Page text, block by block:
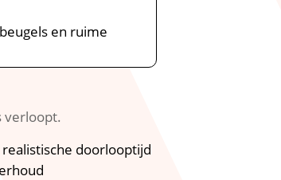
en ruime
verloopt.​
doorlooptijd